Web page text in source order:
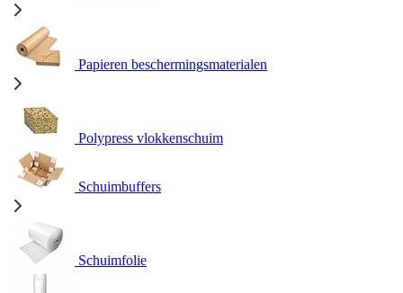
Papieren beschermingsmaterialen
Polypress vlokkenschuim
Schuimbuffers
Schuimfolie